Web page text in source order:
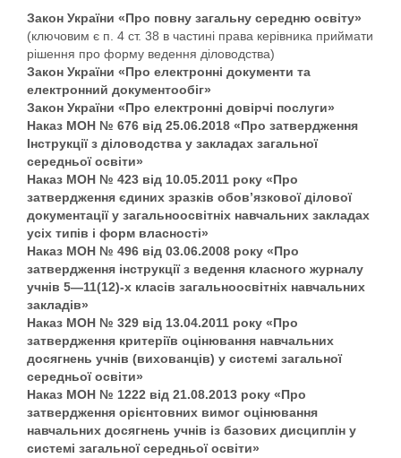
Закон України «Про повну загальну середню освіту»
(ключовим є п. 4 ст. 38 в частині права керівника приймати
рішення про форму ведення діловодства)
Закон України «Про електронні документи та
електронний документообіг»
Закон України «Про електронні довірчі послуги»
Наказ МОН № 676 від 25.06.2018 «Про затвердження
Інструкції з діловодства у закладах загальної
середньої освіти»
Наказ МОН № 423 від 10.05.2011 року «Про
затвердження єдиних зразків обов’язкової ділової
документації у загальноосвітніх навчальних закладах
усіх типів і форм власності»
Наказ МОН № 496 від 03.06.2008 року «Про
затвердження інструкції з ведення класного журналу
учнів 5—11(12)-х класів загальноосвітніх навчальних
закладів»
Наказ МОН № 329 від 13.04.2011 року «Про
затвердження критеріїв оцінювання навчальних
досягнень учнів (вихованців) у системі загальної
середньої освіти»
Наказ МОН № 1222 від 21.08.2013 року «Про
затвердження орієнтовних вимог оцінювання
навчальних досягнень учнів із базових дисциплін у
системі загальної середньої освіти»